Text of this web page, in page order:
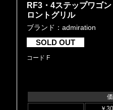
RF3・4ステップワゴ
ロントグリル
ブランド：admiration
SOLD OUT
コード F
￥